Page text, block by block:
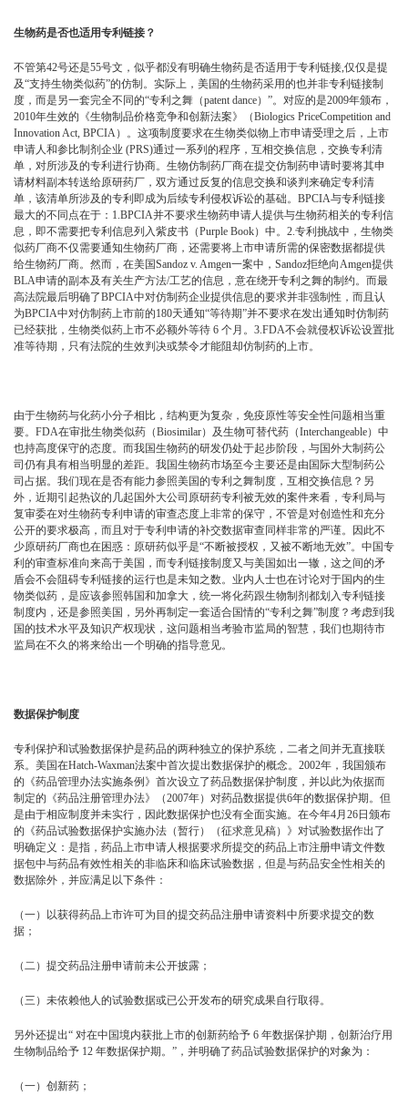
生物药是否也适用专利链接？
不管第42号还是55号文，似乎都没有明确生物药是否适用于专利链接,仅仅是提
及“支持生物类似药”的仿制。实际上，美国的生物药采用的也并非专利链接制
度，而是另一套完全不同的“专利之舞（patent dance）”。对应的是2009年颁布，
2010年生效的《生物制品价格竞争和创新法案》（Biologics PriceCompetition and
Innovation Act, BPCIA）。这项制度要求在生物类似物上市申请受理之后，上市
申请人和参比制剂企业 (PRS)通过一系列的程序，互相交换信息，交换专利清
单，对所涉及的专利进行协商。生物仿制药厂商在提交仿制药申请时要将其申
请材料副本转送给原研药厂，双方通过反复的信息交换和谈判来确定专利清
单，该清单所涉及的专利即成为后续专利侵权诉讼的基础。BPCIA与专利链接
最大的不同点在于：1.BPCIA并不要求生物药申请人提供与生物药相关的专利信
息，即不需要把专利信息列入紫皮书（Purple Book）中。2.专利挑战中，生物类
似药厂商不仅需要通知生物药厂商，还需要将上市申请所需的保密数据都提供
给生物药厂商。然而，在美国Sandoz v. Amgen一案中，Sandoz拒绝向Amgen提供
BLA申请的副本及有关生产方法/工艺的信息，意在绕开专利之舞的制约。而最
高法院最后明确了BPCIA中对仿制药企业提供信息的要求并非强制性，而且认
为BPCIA中对仿制药上市前的180天通知“等待期”并不要求在发出通知时仿制药
已经获批，生物类似药上市不必额外等待 6 个月。3.FDA不会就侵权诉讼设置批
准等待期，只有法院的生效判决或禁令才能阻却仿制药的上市。
由于生物药与化药小分子相比，结构更为复杂，免疫原性等安全性问题相当重
要。FDA在审批生物类似药（Biosimilar）及生物可替代药（Interchangeable）中
也持高度保守的态度。而我国生物药的研发仍处于起步阶段，与国外大制药公
司仍有具有相当明显的差距。我国生物药市场至今主要还是由国际大型制药公
司占据。我们现在是否有能力参照美国的专利之舞制度，互相交换信息？另
外，近期引起热议的几起国外大公司原研药专利被无效的案件来看，专利局与
复审委在对生物药专利申请的审查态度上非常的保守，不管是对创造性和充分
公开的要求极高，而且对于专利申请的补交数据审查同样非常的严谨。因此不
少原研药厂商也在困惑：原研药似乎是“不断被授权，又被不断地无效”。中国专
利的审查标准向来高于美国，而专利链接制度又与美国如出一辙，这之间的矛
盾会不会阻碍专利链接的运行也是未知之数。业内人士也在讨论对于国内的生
物类似药，是应该参照韩国和加拿大，统一将化药跟生物制剂都划入专利链接
制度内，还是参照美国，另外再制定一套适合国情的“专利之舞”制度？考虑到我
国的技术水平及知识产权现状，这问题相当考验市监局的智慧，我们也期待市
监局在不久的将来给出一个明确的指导意见。
数据保护制度
专利保护和试验数据保护是药品的两种独立的保护系统，二者之间并无直接联
系。美国在Hatch-Waxman法案中首次提出数据保护的概念。2002年，我国颁布
的《药品管理办法实施条例》首次设立了药品数据保护制度，并以此为依据而
制定的《药品注册管理办法》（2007年）对药品数据提供6年的数据保护期。但
是由于相应制度并未实行，因此数据保护也没有全面实施。在今年4月26日颁布
的《药品试验数据保护实施办法（暂行）（征求意见稿）》对试验数据作出了
明确定义：是指，药品上市申请人根据要求所提交的药品上市注册申请文件数
据包中与药品有效性相关的非临床和临床试验数据，但是与药品安全性相关的
数据除外，并应满足以下条件：
（一）以获得药品上市许可为目的提交药品注册申请资料中所要求提交的数
据；
（二）提交药品注册申请前未公开披露；
（三）未依赖他人的试验数据或已公开发布的研究成果自行取得。
另外还提出“ 对在中国境内获批上市的创新药给予 6 年数据保护期，创新治疗用
生物制品给予 12 年数据保护期。”，并明确了药品试验数据保护的对象为：
（一）创新药；